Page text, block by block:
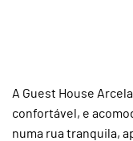
A Guest House
confortável, e
numa rua tranquila,